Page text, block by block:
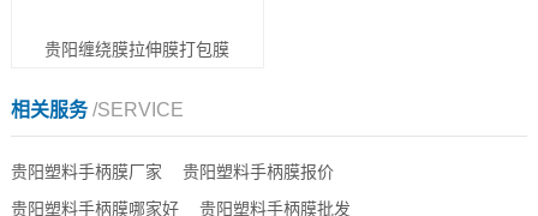
贵阳缠绕膜拉伸膜打包膜
相关服务/SERVICE
贵阳塑料手柄膜厂家
贵阳塑料手柄膜报价
贵阳塑料手柄膜哪家好
贵阳塑料手柄膜批发